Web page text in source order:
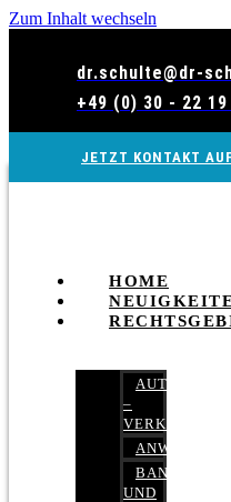
Zum Inhalt wechseln
dr.schulte@dr-
+49 (0) 30 - 22 19
JETZT KONTAKT
HOME
–
BANK-
UND